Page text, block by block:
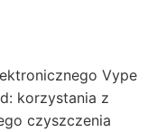
Vype
korzystania z
czyszczenia